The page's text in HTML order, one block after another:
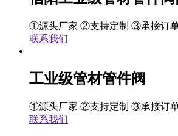
①源头厂家 ②支持定制 ③承接订
联系我们
工业级管材管件阀
①源头厂家 ②支持定制 ③承接订
联系我们